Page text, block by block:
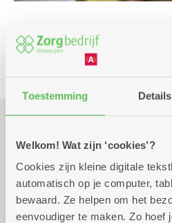
Toestemming Details
Welkom! Wat zijn ‘cookies’?
Cookies zijn kleine digitale
automatisch op je computer,
bewaard. Ze helpen om het
eenvoudiger te maken. Zo hoef
Feest en dans
Praktisch
vrijdag 21 augustus